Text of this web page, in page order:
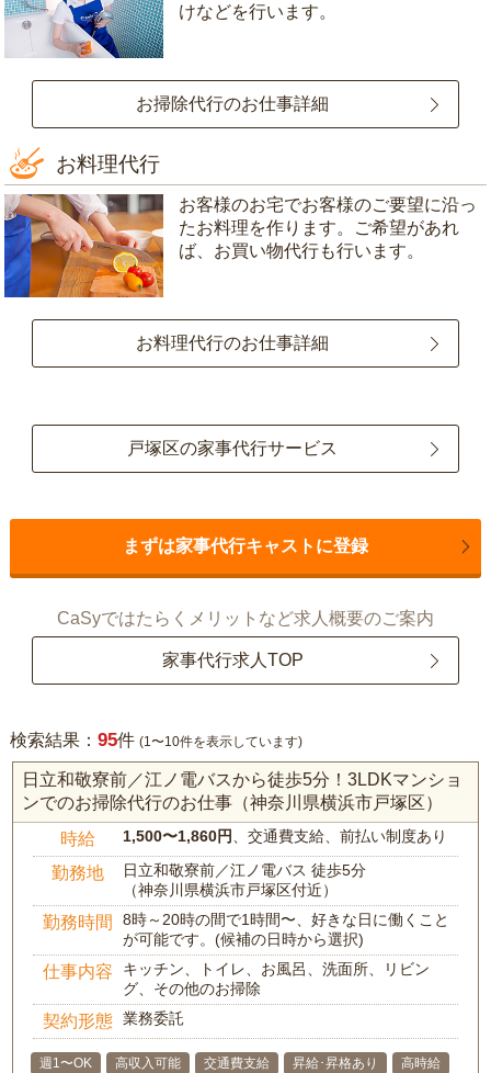
けなどを行います。
お掃除代行のお仕事詳細
お料理代行
お客様のお宅でお客様のご要望に沿っ
たお料理を作ります。ご希望があれ
ば、お買い物代行も行います。
お料理代行のお仕事詳細
戸塚区の家事代行サービス
まずは家事代行キャストに登録
CaSyではたらくメリットなど求人概要のご案内
家事代行求人TOP
検索結果： 95件 (1〜10件を表示しています)
日立和敬寮前／江ノ電バスから徒歩5分！3LDKマンショ
ンでのお掃除代行のお仕事（神奈川県横浜市戸塚区）
時給 1,500〜1,860円 、交通費支給、前払い制度あり
勤務地
日立和敬寮前／江ノ電バス 徒歩5分
（神奈川県横浜市戸塚区付近）
勤務時間
8時～20時の間で1時間〜、好きな日に働くこと
が可能です。(候補の日時から選択)
仕事内容
キッチン、トイレ、お風呂、洗面所、リビン
グ、その他のお掃除
契約形態 業務委託
週1〜OK 高収入可能 交通費支給 昇給･昇格あり
高時給